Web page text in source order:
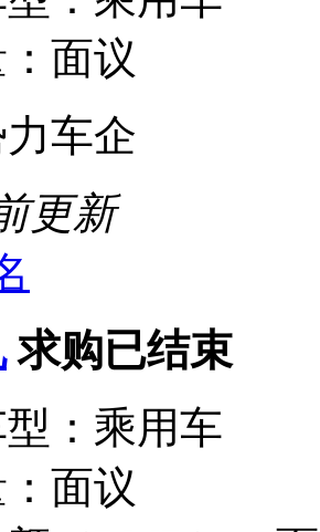
面议
车企
更新
求购已结束
： 乘用车
面议